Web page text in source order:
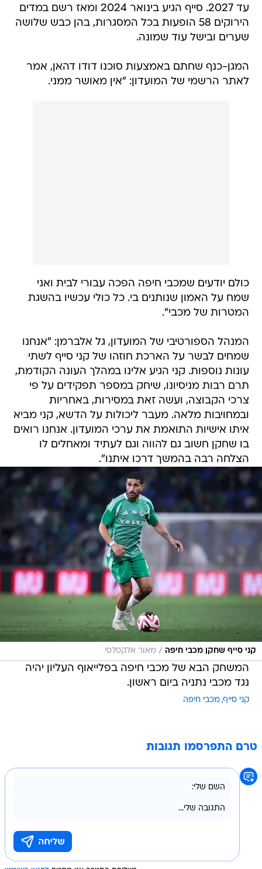
עד 2027. סייף הגיע בינואר 2024 ומאז רשם במדים
הירוקים 58 הופעות בכל המסגרות, בהן כבש שלושה
שערים ובישל עוד שמונה.
המגן-כנף שחתם באמצעות סוכנו דודו דהאן, אמר
לאתר הרשמי של המועדון: "אין מאושר ממני.
כולם יודעים שמכבי חיפה הפכה עבורי לבית ואני
שמח על האמון שנותנים בי. כל כולי עכשיו בהשגת
המטרות של מכבי".
המנהל הספורטיבי של המועדון, גל אלברמן: "אנחנו
שמחים לבשר על הארכת חוזהו של קני סייף לשתי
עונות נוספות. קני הגיע אלינו במהלך העונה הקודמת,
תרם רבות מניסיונו, שיחק במספר תפקידים על פי
צרכי הקבוצה, ועשה זאת במסירות, באחריות
ובמחויבות מלאה. מעבר ליכולות על הדשא, קני מביא
איתו אישיות התואמת את ערכי המועדון. אנחנו רואים
בו שחקן חשוב גם להווה וגם לעתיד ומאחלים לו
הצלחה רבה בהמשך דרכו איתנו".
קני סייף שחקן מכבי חיפה / מאור אלקסלסי
המשחק הבא של מכבי חיפה בפלייאוף העליון יהיה
נגד מכבי נתניה ביום ראשון.
קני סייף מכבי חיפה
טרם התפרסמו תגובות